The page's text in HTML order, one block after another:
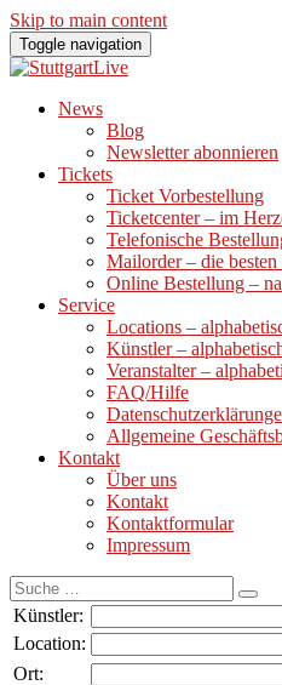
Skip to main content
Toggle navigation
News
Blog
Newsletter abonnieren
Tickets
Ticket Vorbestellung
Ticketcenter – im
Telefonische
Mailorder – die
Online Bestellung –
Service
Locations –
Künstler –
Veranstalter –
FAQ/Hilfe
Allgemeine
Kontakt
Über uns
Kontakt
Kontaktformular
Impressum
Suche
nach:
Künstler:
Location:
Ort: